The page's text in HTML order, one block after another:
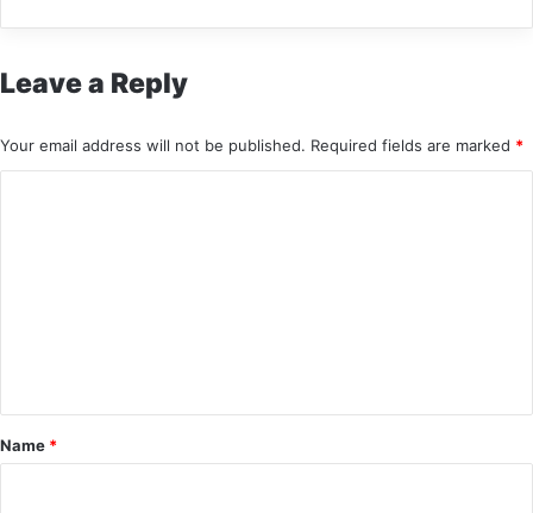
Leave a Reply
Your email address will not be published. Required fields are marked *
*
Name *